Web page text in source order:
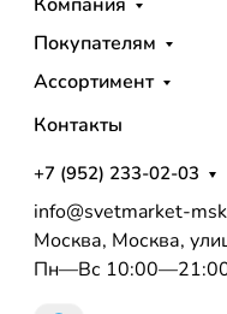
Покупателям
Ассортимент
Контакты
+7 (952) 233-02-03
info@svetmarket-
Москва, Москва,
Пн—Вс